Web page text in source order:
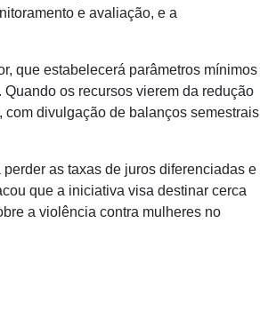
e avaliação, e a
que estabelecerá parâmetros mínimos
os recursos vierem da redução
divulgação de balanços semestrais
as taxas de juros diferenciadas e
que a iniciativa visa destinar cerca
a violência contra mulheres no